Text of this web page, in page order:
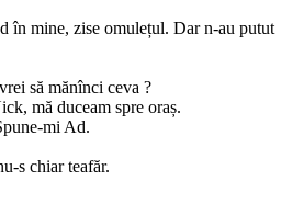
mine, zise omulețul. Dar n-au putut
să mănînci ceva ?
mă duceam spre oraș.
mi Ad.
s chiar teafăr.